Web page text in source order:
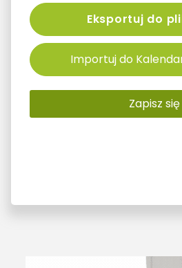
Eksportuj do
Importuj do
Zapisz się